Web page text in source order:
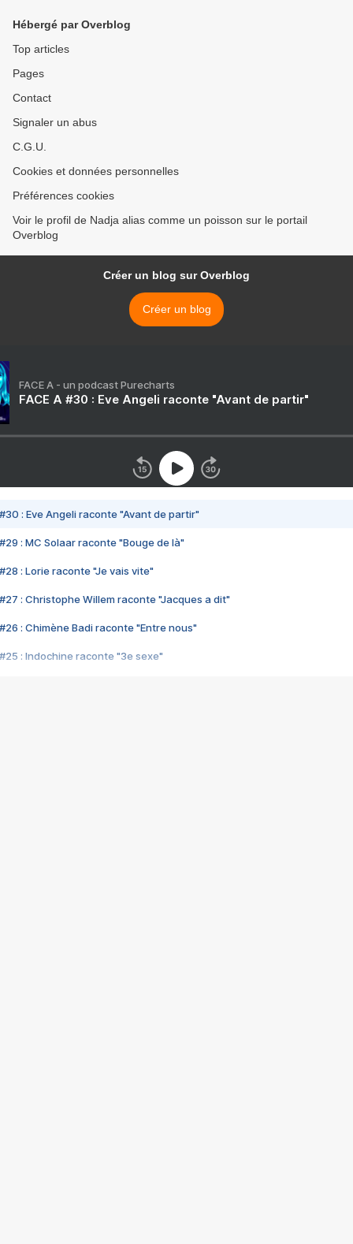
Hébergé par Overblog
Top articles
Pages
Contact
Signaler un abus
C.G.U.
Cookies et données personnelles
Préférences cookies
Voir le profil de Nadja alias comme un poisson sur le portail
Overblog
Créer un blog sur Overblog
Créer un blog
FACE A - un podcast Purecharts
FACE A #30 : Eve Angeli raconte "Avant de partir"
#30 : Eve Angeli raconte "Avant de partir"
#29 : MC Solaar raconte "Bouge de là"
#28 : Lorie raconte "Je vais vite"
#27 : Christophe Willem raconte "Jacques a dit"
#26 : Chimène Badi raconte "Entre nous"
#25 : Indochine raconte "3e sexe"